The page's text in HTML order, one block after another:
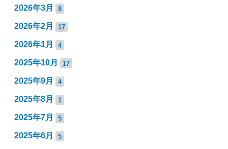
2026年3月 8
2026年2月 17
2026年1月 4
2025年10月 17
2025年9月 4
2025年8月 1
2025年7月 5
2025年6月 5